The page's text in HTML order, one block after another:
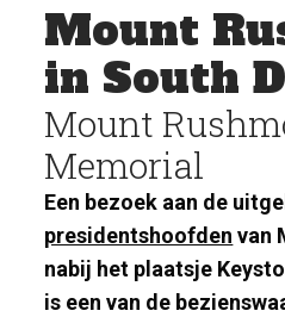
Mount
in South
Mount
Memorial
Een bezoek aan de
presidentshoofden van
nabij het plaatsje
is een van de